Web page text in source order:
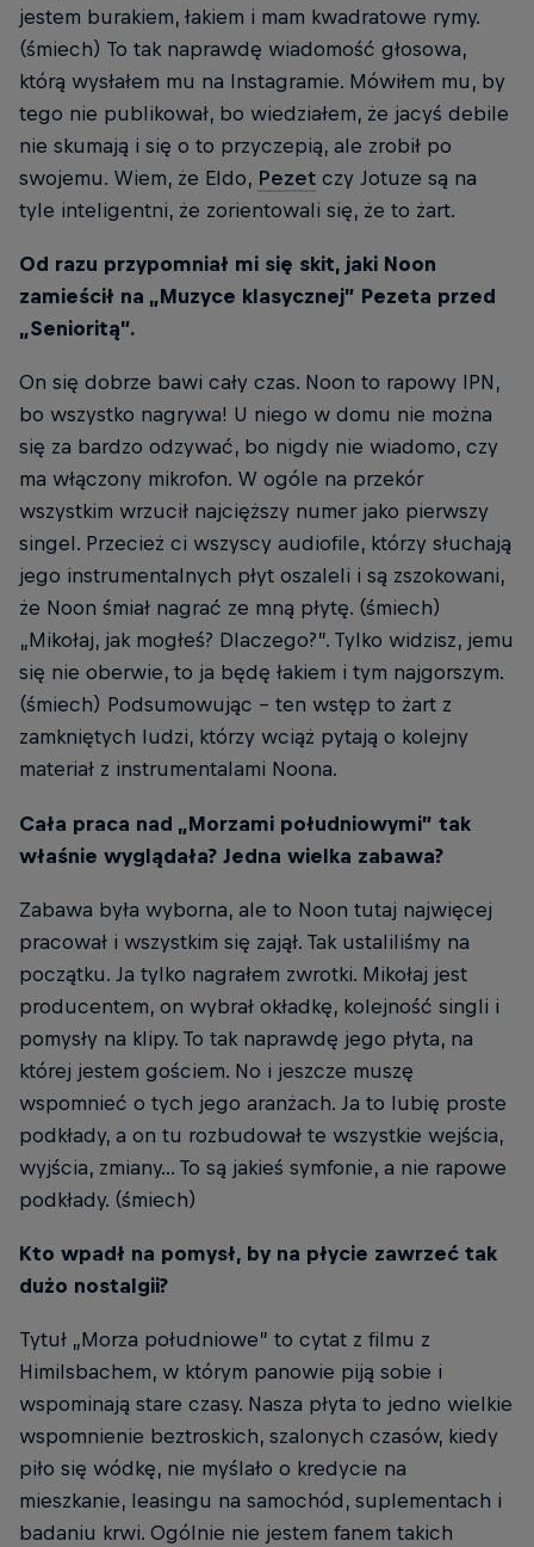
jestem burakiem, łakiem i mam kwadratowe rymy.
(śmiech) To tak naprawdę wiadomość głosowa,
którą wysłałem mu na Instagramie. Mówiłem mu, by
tego nie publikował, bo wiedziałem, że jacyś debile
nie skumają i się o to przyczepią, ale zrobił po
swojemu. Wiem, że Eldo, Pezet czy Jotuze są na
tyle inteligentni, że zorientowali się, że to żart.
Od razu przypomniał mi się skit, jaki Noon
zamieścił na „Muzyce klasycznej” Pezeta przed
„Senioritą”.
On się dobrze bawi cały czas. Noon to rapowy IPN,
bo wszystko nagrywa! U niego w domu nie można
się za bardzo odzywać, bo nigdy nie wiadomo, czy
ma włączony mikrofon. W ogóle na przekór
wszystkim wrzucił najcięższy numer jako pierwszy
singel. Przecież ci wszyscy audiofile, którzy słuchają
jego instrumentalnych płyt oszaleli i są zszokowani,
że Noon śmiał nagrać ze mną płytę. (śmiech)
„Mikołaj, jak mogłeś? Dlaczego?”. Tylko widzisz, jemu
się nie oberwie, to ja będę łakiem i tym najgorszym.
(śmiech) Podsumowując - ten wstęp to żart z
zamkniętych ludzi, którzy wciąż pytają o kolejny
materiał z instrumentalami Noona.
Cała praca nad „Morzami południowymi” tak
właśnie wyglądała? Jedna wielka zabawa?
Zabawa była wyborna, ale to Noon tutaj najwięcej
pracował i wszystkim się zajął. Tak ustaliliśmy na
początku. Ja tylko nagrałem zwrotki. Mikołaj jest
producentem, on wybrał okładkę, kolejność singli i
pomysły na klipy. To tak naprawdę jego płyta, na
której jestem gościem. No i jeszcze muszę
wspomnieć o tych jego aranżach. Ja to lubię proste
podkłady, a on tu rozbudował te wszystkie wejścia,
wyjścia, zmiany... To są jakieś symfonie, a nie rapowe
podkłady. (śmiech)
Kto wpadł na pomysł, by na płycie zawrzeć tak
dużo nostalgii?
Tytuł „Morza południowe” to cytat z filmu z
Himilsbachem, w którym panowie piją sobie i
wspominają stare czasy. Nasza płyta to jedno wielkie
wspomnienie beztroskich, szalonych czasów, kiedy
piło się wódkę, nie myślało o kredycie na
mieszkanie, leasingu na samochód, suplementach i
badaniu krwi. Ogólnie nie jestem fanem takich